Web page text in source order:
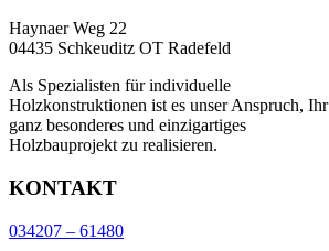
Haynaer Weg 22
04435 Schkeuditz OT Radefeld
Als Spezialisten für individuelle
Holzkonstruktionen ist es unser Anspruch, Ihr
ganz besonderes und einzigartiges
Holzbauprojekt zu realisieren.
KONTAKT
034207 – 61480